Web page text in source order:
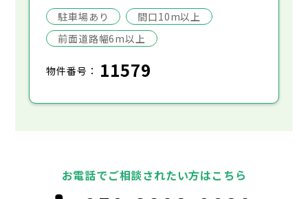
駐車場あり
間口10m以上
前面道路幅6m以上
物件番号： 11579
お電話でご相談されたい方はこちら